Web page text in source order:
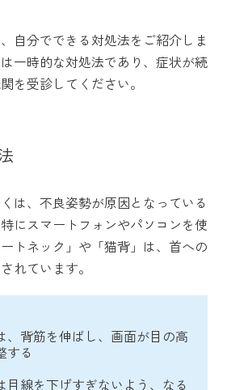
自分でできる対処法をご紹介しま
一時的な対処法であり、症状が続
を受診してください。
は、不良姿勢が原因となっている
にスマートフォンやパソコンを使
トネック」や「猫背」は、首への
れています。
、背筋を伸ばし、画面が目の高
する
目線を下げすぎないよう、なる